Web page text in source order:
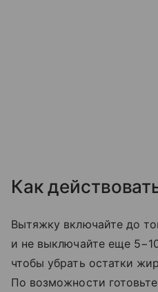
Как
Вытяжку включайте до
и не выключайте еще
чтобы убрать остатки
По возможности